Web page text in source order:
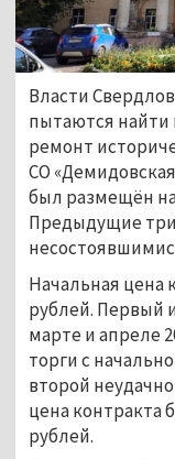
Власти
пытаются найти
ремонт
СО
был размещён на
Предыдущие
Начальная цена
рублей. Первый
марте и апреле
торги с
второй
цена контракта
рублей.